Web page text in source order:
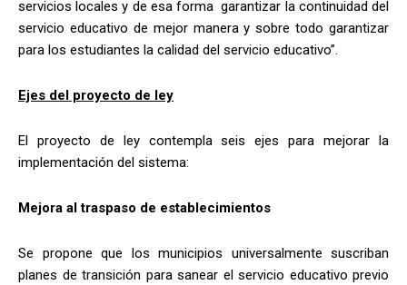
servicios locales y de esa forma garantizar la continuidad del
servicio educativo de mejor manera y sobre todo garantizar
para los estudiantes la calidad del servicio educativo”.
Ejes del proyecto de ley
El proyecto de ley contempla seis ejes para mejorar la
implementación del sistema:
Mejora al traspaso de establecimientos
Se propone que los municipios universalmente suscriban
planes de transición para sanear el servicio educativo previo